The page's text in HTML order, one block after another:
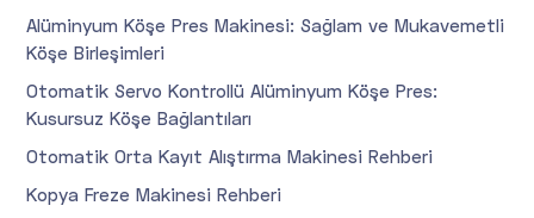
Alüminyum Köşe Pres Makinesi: Sağlam ve Mukavemetli
Köşe Birleşimleri
Otomatik Servo Kontrollü Alüminyum Köşe Pres:
Kusursuz Köşe Bağlantıları
Otomatik Orta Kayıt Alıştırma Makinesi Rehberi
Kopya Freze Makinesi Rehberi